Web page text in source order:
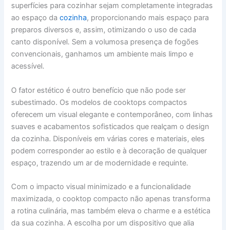
superfícies para cozinhar sejam completamente integradas
ao espaço dacozinha, proporcionando mais espaço para
preparos diversos e, assim, otimizando o uso de cada
canto disponível. Sem a volumosa presença de fogões
convencionais, ganhamos um ambiente mais limpo e
acessível.
O fator estético é outro benefício que não pode ser
subestimado. Os modelos de cooktops compactos
oferecem um visual elegante e contemporâneo, com linhas
suaves e acabamentos sofisticados que realçam o design
da cozinha. Disponíveis em várias cores e materiais, eles
podem corresponder ao estilo e à decoração de qualquer
espaço, trazendo um ar de modernidade e requinte.
Com o impacto visual minimizado e a funcionalidade
maximizada, o cooktop compacto não apenas transforma
a rotina culinária, mas também eleva o charme e a estética
da sua cozinha. A escolha por um dispositivo que alia